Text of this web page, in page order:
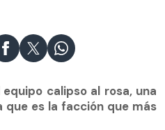
calipso al rosa, una
que es la facción que más